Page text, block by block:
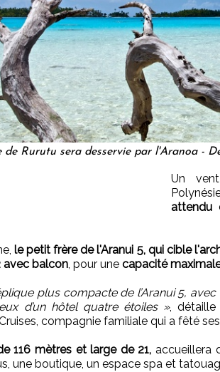
de Rurutu sera desservie par l'Aranoa -
Un
attendu
le petit frère de l'Aranui 5, qui cible
avec balcon , pour une capacité
plus compacte de l’Aranui 5,
d’un hôtel quatre étoiles », détaille
compagnie familiale qui a fêté
116 mètres et large de 21, accueillera
une boutique, un espace spa et